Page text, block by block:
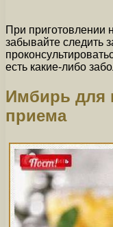
При приготовлении
забывайте следить
есть какие-либо
Имбирь для
приема